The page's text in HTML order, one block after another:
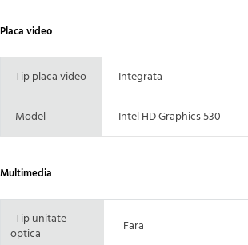
Placa video
Tip placa video Integrata
Model Intel HD Graphics 530
Multimedia
Tip unitate
optica
Fara